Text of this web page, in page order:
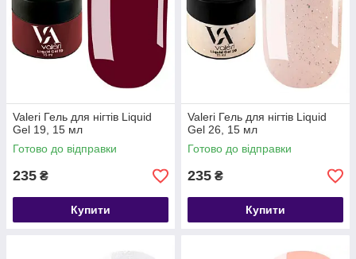
Valeri Гель для нігтів Liquid
Gel 19, 15 мл
Готово до відправки
235 ₴
Купити
Valeri Гель для нігтів Liquid
Gel 26, 15 мл
Готово до відправки
235 ₴
Купити